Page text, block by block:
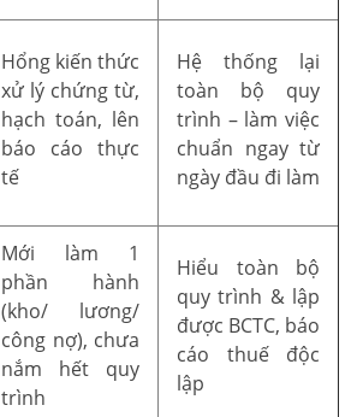
Hổng kiến thức
xử lý chứng từ,
hạch toán, lên
báo cáo thực
tế
Hệ thống lại
toàn bộ quy
trình – làm việc
chuẩn ngay từ
ngày đầu đi làm
Mới làm 1
phần hành
(kho/ lương/
công nợ), chưa
nắm hết quy
trình
Hiểu toàn bộ
quy trình & lập
được BCTC, báo
cáo thuế độc
lập